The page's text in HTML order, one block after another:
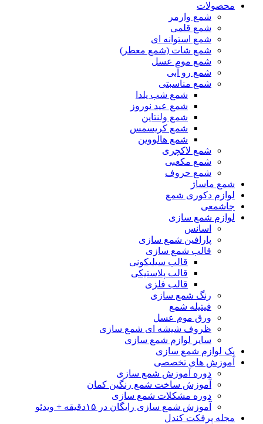
محصولات
شمع وارمر
شمع قلمی
شمع استوانه ای
شمع شات (شمع معطر)
شمع موم عسل
شمع رو آبی
شمع مناسبتی
شمع شب یلدا
شمع عید نوروز
شمع ولنتاین
شمع کریسمس
شمع هالووین
شمع لاکچری
شمع مکعبی
شمع حروف
شمع ماساژ
لوازم دکوری شمع
جاشمعی
لوازم شمع سازی
اسانس
پارافین شمع سازی
قالب شمع سازی
قالب سیلیکونی
قالب پلاستیکی
قالب فلزی
رنگ شمع سازی
فیتیله شمع
ورق موم عسل
ظروف شیشه ای شمع سازی
سایر لوازم شمع سازی
پک لوازم شمع سازی
آموزش های تخصصی
دوره آموزش شمع سازی
آموزش ساخت شمع رنگین کمان
دوره مشکلات شمع سازی
آموزش شمع سازی رایگان در ۱۵دقیقه + ویدئو
مجله پرفکت کندل